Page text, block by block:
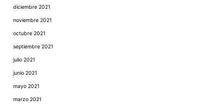
diciembre 2021
noviembre 2021
octubre 2021
septiembre 2021
julio 2021
junio 2021
mayo 2021
marzo 2021